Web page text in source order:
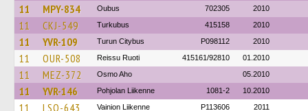
11 MPY-834 Oubus 702305 2010
11 CKJ-549 Turkubus 415158 2010
11 YVR-109 Turun Citybus P098112 2010
11 OUR-508 Reissu Ruoti 415161/92810 01.2010
11 MEZ-372 Osmo Aho 05.2010
11 YVR-146 Pohjolan Liikenne 1081-2 10.2010
11 LSO-643 Vainion Liikenne P113606 2011